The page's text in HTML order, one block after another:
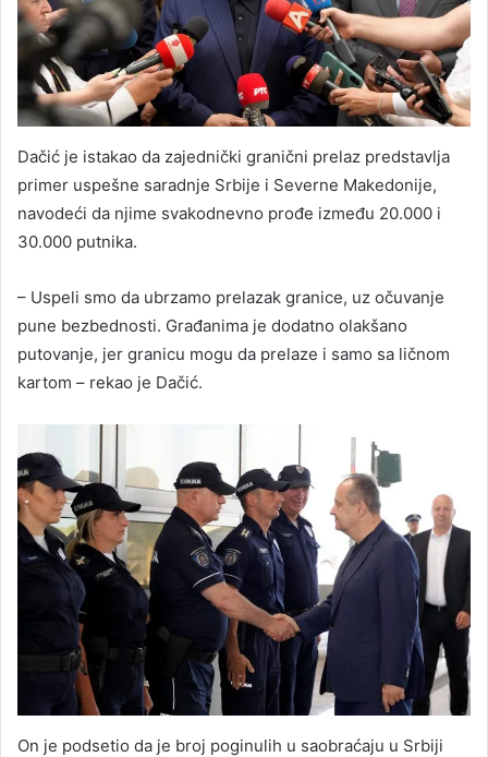
Dačić je istakao da zajednički granični prelaz predstavlja
primer uspešne saradnje Srbije i Severne Makedonije,
navodeći da njime svakodnevno prođe između 20.000 i
30.000 putnika.
– Uspeli smo da ubrzamo prelazak granice, uz očuvanje
pune bezbednosti. Građanima je dodatno olakšano
putovanje, jer granicu mogu da prelaze i samo sa ličnom
kartom – rekao je Dačić.
On je podsetio da je broj poginulih u saobraćaju u Srbiji